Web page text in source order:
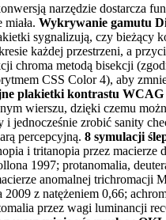
narzędzie dostarcza
miała. Wykrywanie gamutu
sygnalizują, czy bieżący
każdej przestrzeni, a
chroma metodą bisekcji
CSS Color 4), aby
plakietki kontrastu
wierszu, dzięki czemu
i jednocześnie zrobić sanity
percepcyjną. 8 symulacji
i tritanopia przez macierze
1997; protanomalia,
anomalnej trichromacji
z natężeniem 0,66;
przez wagi luminancji